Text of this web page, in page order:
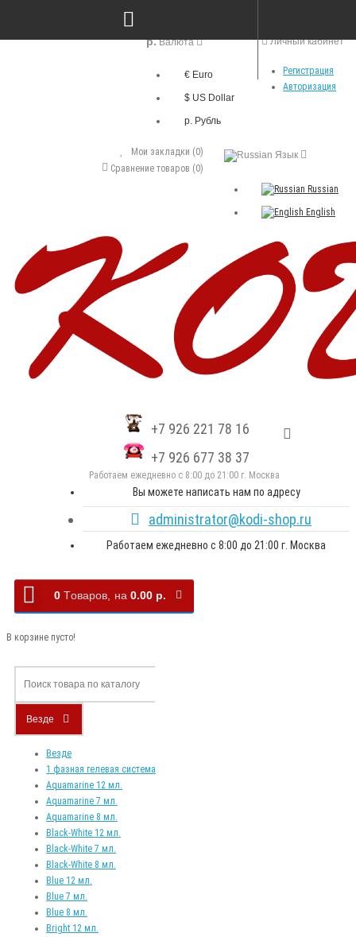
Личный кабинет
Регистрация
Авторизация
р. Валюта
€ Euro
$ US Dollar
р. Рубль
Язык
Russian
English
Мои закладки (0)
Сравнение товаров (0)
+7 926 221 78 16
+7 926 677 38 37
Работаем ежедневно с 8:00 до 21:00 г. Москва
Вы можете написать нам по адресу
administrator@kodi-shop.ru
Работаем ежедневно с 8:00 до 21:00 г. Москва
0 Tоваров, на 0.00 р.
В корзине пусто!
Везде
Везде
1 фазная гелевая система
Aquamarine 12 мл.
Aquamarine 7 мл.
Aquamarine 8 мл.
Black-White 12 мл.
Black-White 7 мл.
Black-White 8 мл.
Blue 12 мл.
Blue 7 мл.
Blue 8 мл.
Bright 12 мл.